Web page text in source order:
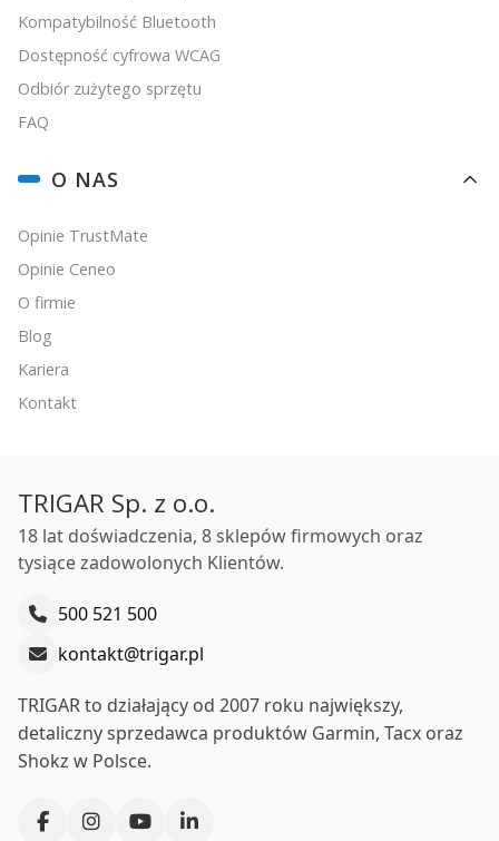
Kompatybilność Bluetooth
Dostępność cyfrowa WCAG
Odbiór zużytego sprzętu
FAQ
O NAS
Opinie TrustMate
Opinie Ceneo
O firmie
Blog
Kariera
Kontakt
TRIGAR Sp. z o.o.
18 lat doświadczenia, 8 sklepów firmowych oraz
tysiące zadowolonych Klientów.
500 521 500
kontakt@trigar.pl
TRIGAR to działający od 2007 roku największy,
detaliczny sprzedawca produktów Garmin, Tacx oraz
Shokz w Polsce.